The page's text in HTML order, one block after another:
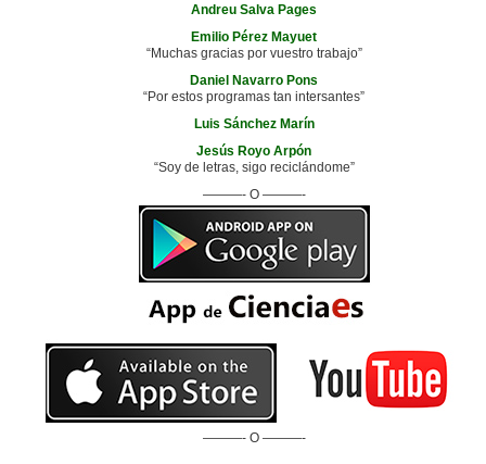
Andreu Salva Pages
Emilio Pérez Mayuet
“Muchas gracias por vuestro trabajo”
Daniel Navarro Pons
“Por estos programas tan intersantes”
Luis Sánchez Marín
Jesús Royo Arpón
“Soy de letras, sigo reciclándome”
———- O ———-
———- O ———-